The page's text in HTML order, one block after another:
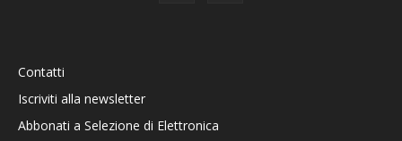
Contatti
Iscriviti alla newsletter
Abbonati a Selezione di Elettronica